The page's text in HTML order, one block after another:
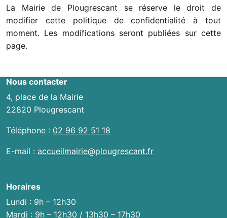
La Mairie de Plougrescant se réserve le droit de
modifier cette politique de confidentialité à tout
moment. Les modifications seront publiées sur cette
page.
Nous contacter
4, place de la Mairie
22820 Plougrescant
Téléphone : 02 96 92 51 18
E-mail : accueilmairie@plougrescant.fr
Horaires
Lundi : 9h – 12h30
Mardi : 9h – 12h30 / 13h30 – 17h30